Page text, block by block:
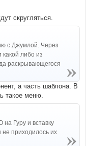
images/quote-
images/quote-
images/quote-
скругляться.
с Джумлой. Через
либо из
раскрывающегося
а часть шаблона. В
такое меню.
Гуру и вставку
приходилось их